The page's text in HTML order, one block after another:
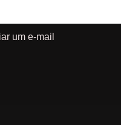
um e-mail